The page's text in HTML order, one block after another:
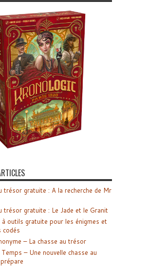
trésor gratuite : A la recherche de Mr
trésor gratuite : Le Jade et le Granit
à outils gratuite pour les énigmes et
codés
– La chasse au trésor
Temps – Une nouvelle chasse au